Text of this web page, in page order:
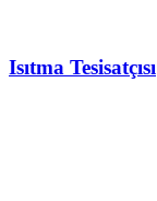
Isıtma Tesisatçısı